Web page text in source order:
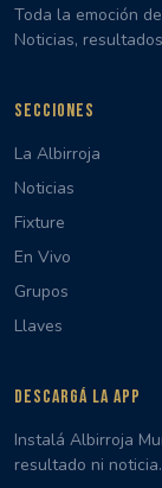
Toda la emoción
Noticias,
SECCIONES
La Albirroja
Noticias
Fixture
En Vivo
Grupos
Llaves
DESCARGÁ LA APP
Instalá Albirroja
resultado ni noticia.